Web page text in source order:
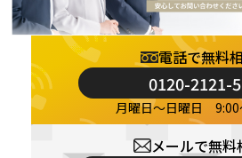
電話で無料
0120-2121-
月曜日～日曜日 9:00
メールで無料